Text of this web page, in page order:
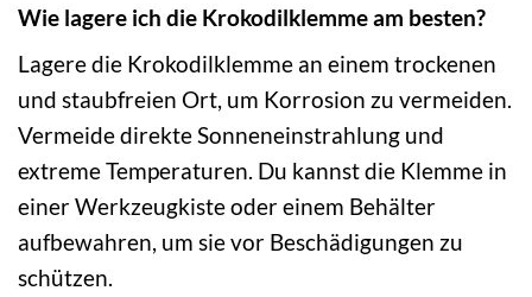
Wie lagere ich die Krokodilklemme am besten?
Lagere die Krokodilklemme an einem trockenen
und staubfreien Ort, um Korrosion zu vermeiden.
Vermeide direkte Sonneneinstrahlung und
extreme Temperaturen. Du kannst die Klemme in
einer Werkzeugkiste oder einem Behälter
aufbewahren, um sie vor Beschädigungen zu
schützen.